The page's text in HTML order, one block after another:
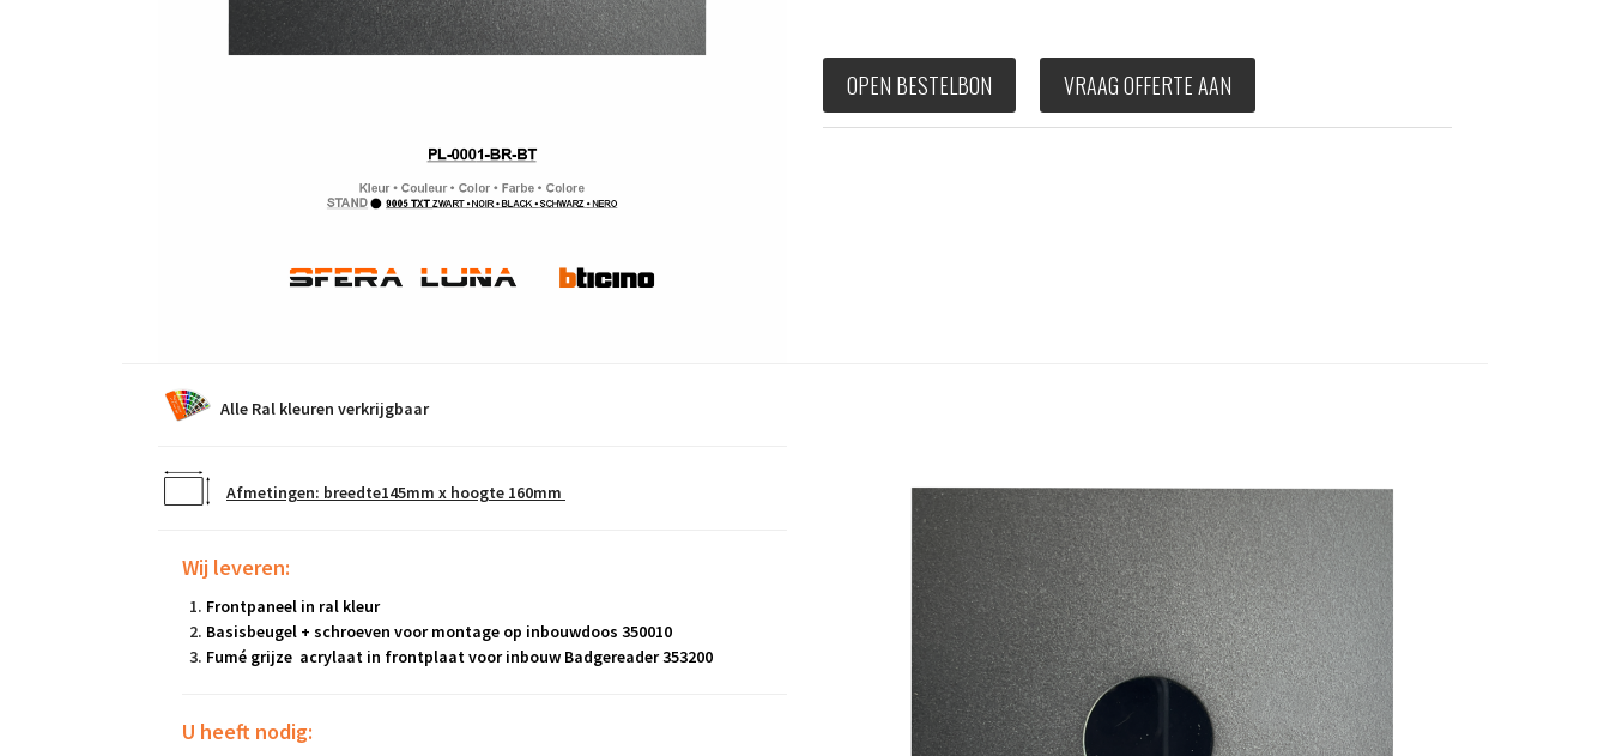
OPEN BESTELBON VRAAG OFFERTE AAN
Alle Ral kleuren verkrijgbaar
Afmetingen: breedte145mm x hoogte 160mm
Wij leveren:
Frontpaneel in ral kleur
Basisbeugel + schroeven voor montage op inbouwdoos 350010
Fumé grijze acrylaat in frontplaat voor inbouw Badgereader 353200
U heeft nodig: